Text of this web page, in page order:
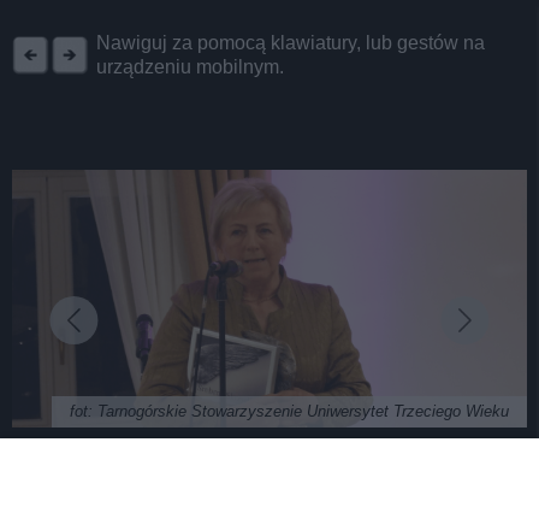
Nawiguj za pomocą klawiatury, lub gestów na
urządzeniu mobilnym.
fot: Tarnogórskie Stowarzyszenie Uniwersytet Trzeciego Wieku